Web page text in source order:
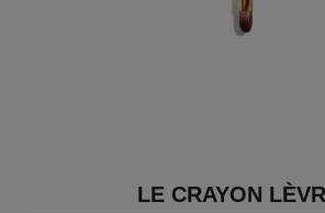
LE CRAYON